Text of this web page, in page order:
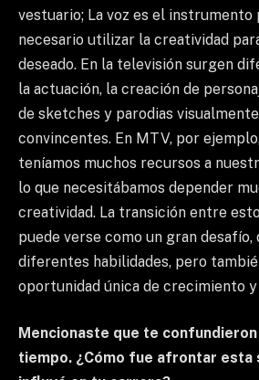
vestuario; La voz es el instrumento
necesario utilizar la creatividad
deseado. En la televisión surgen
la actuación, la creación de
de sketches y parodias
convincentes. En MTV, por
teníamos muchos recursos a
lo que necesitábamos depender
creatividad. La transición entre
puede verse como un gran desafío,
diferentes habilidades, pero
oportunidad única de crecimiento y
Mencionaste que te
tiempo. ¿Cómo fue afrontar esta